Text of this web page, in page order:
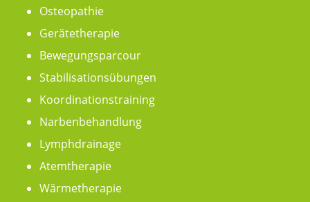
Osteopathie
Gerätetherapie
Bewegungsparcour
Stabilisationsübungen
Koordinationstraining
Narbenbehandlung
Lymphdrainage
Atemtherapie
Wärmetherapie